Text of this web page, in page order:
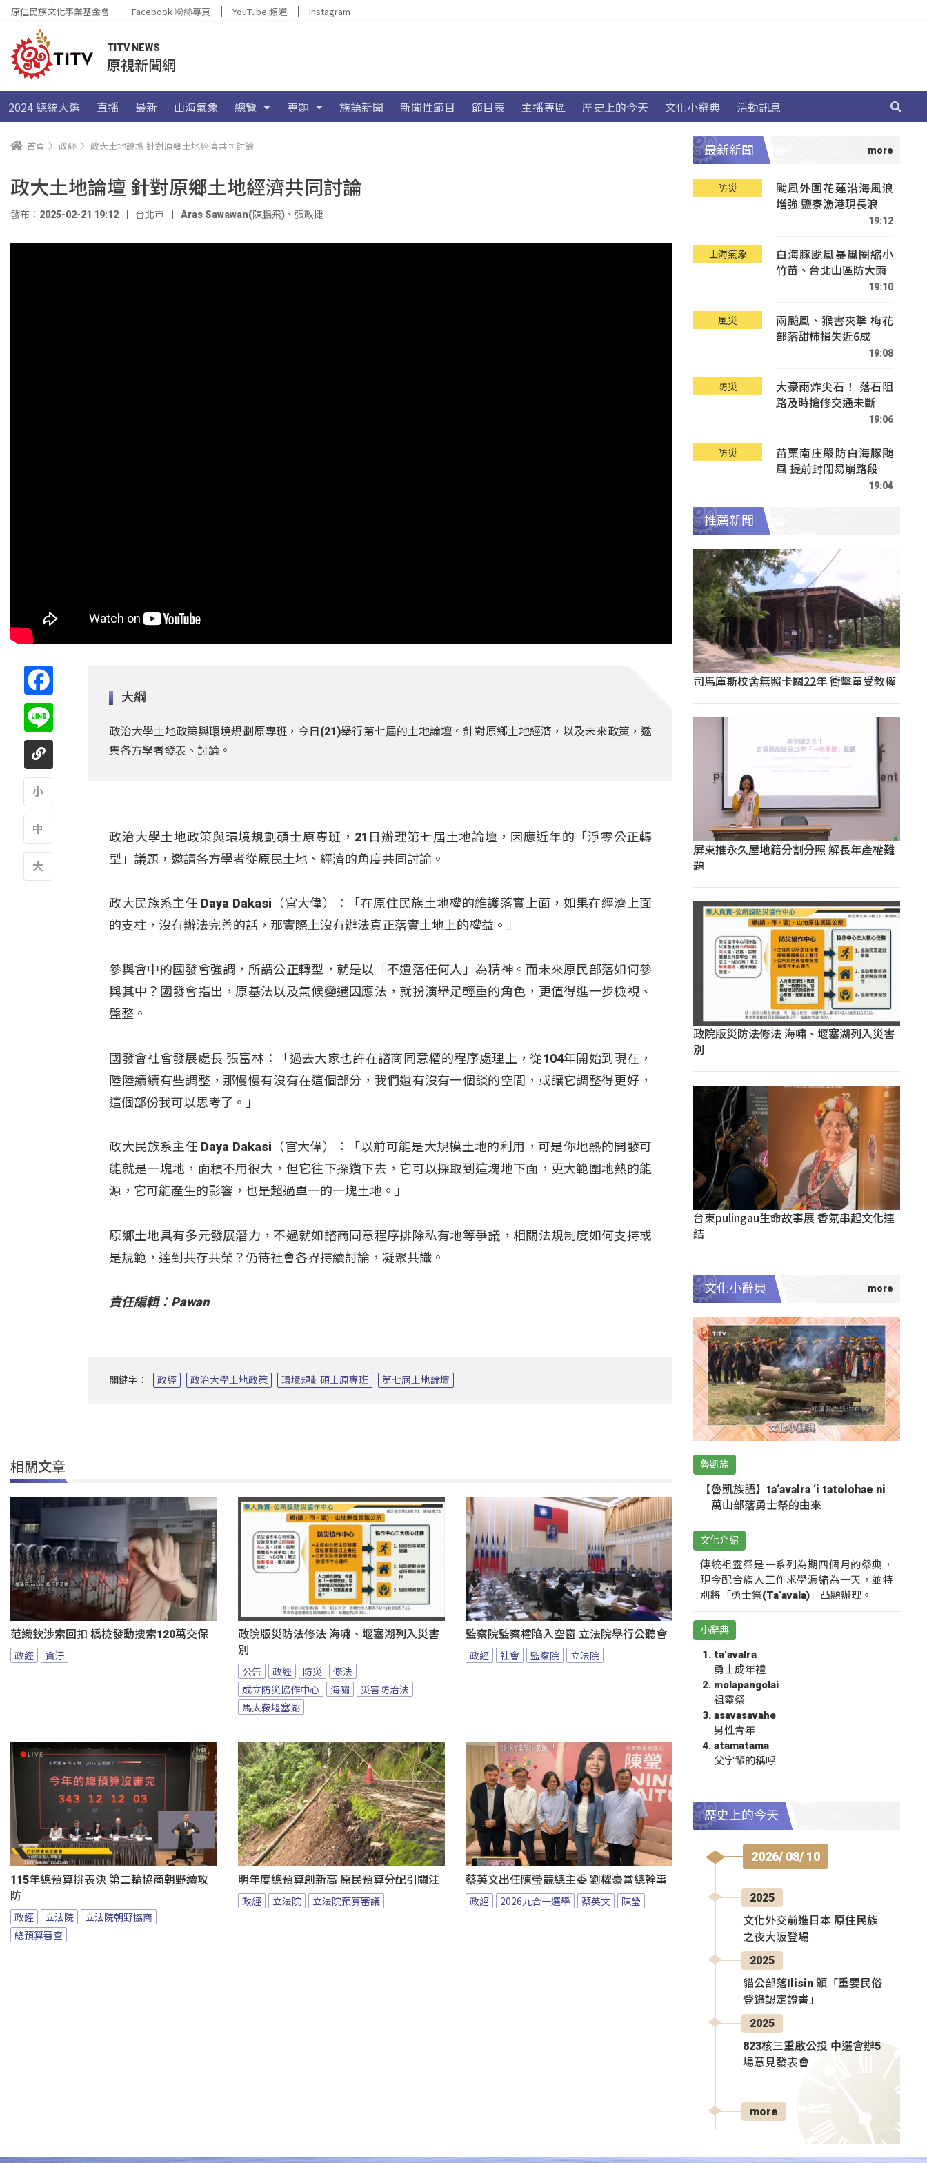
原住民族文化事業基金會 Facebook 粉絲專頁 YouTube 頻道 Instagram
TITV NEWS
原視新聞網
2024 總統大選 直播 最新 山海氣象 總覽 專題 族語新聞 新聞性節目 節目表 主播專區 歷史上的今天 文化小辭典 活動訊息
首頁 政經 政大土地論壇 針對原鄉土地經濟共同討論
政大土地論壇 針對原鄉土地經濟共同討論
發布：2025-02-21 19:12 台北市 Aras Sawawan(陳鵬飛) 、 張政捷
大綱
政治大學土地政策與環境規劃原專班，今日(21)舉行第七屆的土地論壇。針對原鄉土地經濟，以及未來政策，邀
集各方學者發表、討論。
政治大學土地政策與環境規劃碩士原專班，21日辦理第七屆土地論壇，因應近年的「淨零公正轉
型」議題，邀請各方學者從原民土地、經濟的角度共同討論。
政大民族系主任 Daya Dakasi（官大偉）：「在原住民族土地權的維護落實上面，如果在經濟上面
的支柱，沒有辦法完善的話，那實際上沒有辦法真正落實土地上的權益。」
參與會中的國發會強調，所謂公正轉型，就是以「不遺落任何人」為精神。而未來原民部落如何參
與其中？國發會指出，原基法以及氣候變遷因應法，就扮演舉足輕重的角色，更值得進一步檢視、
盤整。
國發會社會發展處長 張富林：「過去大家也許在諮商同意權的程序處理上，從104年開始到現在，
陸陸續續有些調整，那慢慢有沒有在這個部分，我們還有沒有一個談的空間，或讓它調整得更好，
這個部份我可以思考了。」
政大民族系主任 Daya Dakasi（官大偉）：「以前可能是大規模土地的利用，可是你地熱的開發可
能就是一塊地，面積不用很大，但它往下探鑽下去，它可以採取到這塊地下面，更大範圍地熱的能
源，它可能產生的影響，也是超過單一的一塊土地。」
原鄉土地具有多元發展潛力，不過就如諮商同意程序排除私有地等爭議，相關法規制度如何支持或
是規範，達到共存共榮？仍待社會各界持續討論，凝聚共識。
責任編輯：Pawan
關鍵字： 政經 政治大學土地政策 環境規劃碩士原專班 第七屆土地論壇
相關文章
范織欽涉索回扣 橋檢發動搜索120萬交保
政經 貪汙
政院版災防法修法 海嘯、堰塞湖列入災害
別
公告 政經 防災
修法
成立防災協作中心
海嘯
災害防治法
馬太鞍堰塞湖
監察院監察權陷入空窗 立法院舉行公聽會
政經 社會 監察院 立法院
115年總預算拚表決 第二輪協商朝野續攻
防
政經 立法院
立法院朝野協商
總預算審查
明年度總預算創新高 原民預算分配引關注
政經 立法院 立法院預算審議
蔡英文出任陳瑩競總主委 劉櫂豪當總幹事
政經 2026九合一選舉 蔡英文 陳瑩
最新新聞
防災
颱風外圍花蓮沿海風浪
增強 鹽寮漁港現長浪
19:12
山海氣象
白海豚颱風暴風圈縮小
竹苗、台北山區防大雨
19:10
風災
兩颱風、猴害夾擊 梅花
部落甜柿損失近6成
19:08
防災
大豪雨炸尖石！ 落石阻
路及時搶修交通未斷
19:06
防災
苗栗南庄嚴防白海豚颱
風 提前封閉易崩路段
19:04
推薦新聞
司馬庫斯校舍無照卡關22年 衝擊童受教權
屏東推永久屋地籍分割分照 解長年產權難
題
政院版災防法修法 海嘯、堰塞湖列入災害
別
台東pulingau生命故事展 香氛串起文化連
結
文化小辭典
魯凱族
【魯凱族語】ta‘avalra ‘i tatolohae ni
｜萬山部落勇士祭的由來
文化介紹
傳統祖靈祭是一系列為期四個月的祭典，
現今配合族人工作求學濃縮為一天，並特
別將「勇士祭(Ta‘avala)」凸顯辦理。
小辭典
ta‘avalra
勇士成年禮
molapangolai
祖靈祭
asavasavahe
男性青年
atamatama
父字輩的稱呼
歷史上的今天
2026/ 08/ 10
2025
文化外交前進日本 原住民族
之夜大阪登場
2025
貓公部落Ilisin 頒「重要民俗
登錄認定證書」
2025
823核三重啟公投 中選會辦5
場意見發表會
more